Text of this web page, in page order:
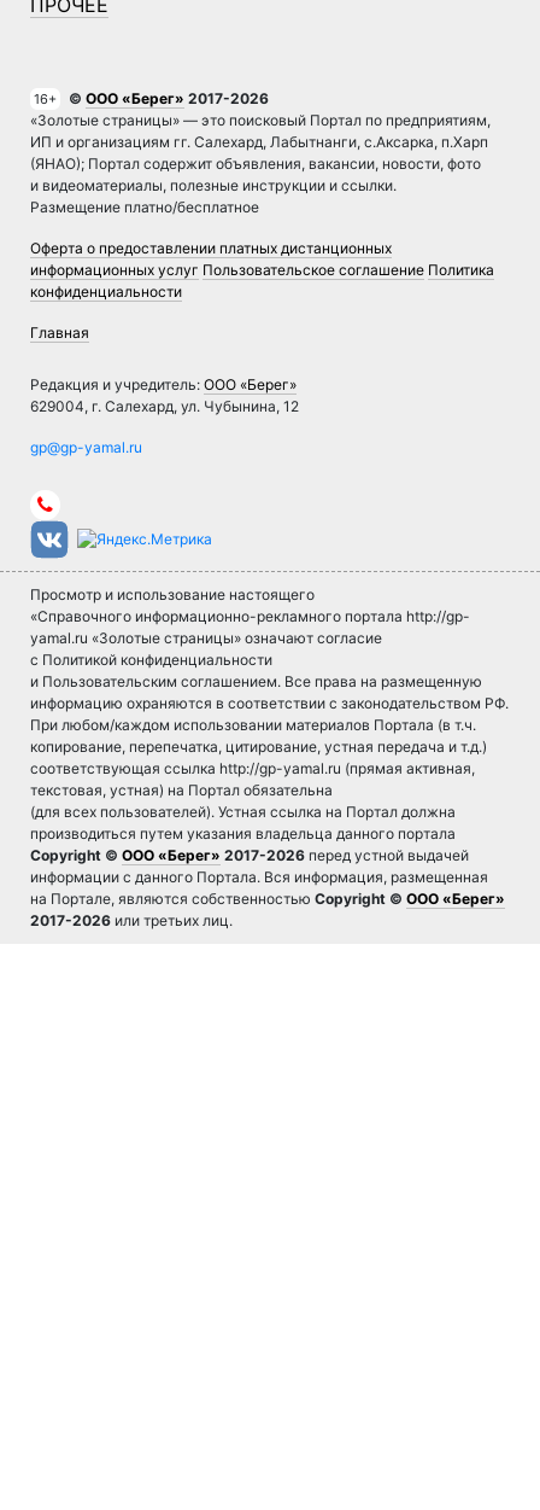
ПРОЧЕЕ
16+ © ООО «Берег» 2017-2026
«Золотые страницы» — это поисковый Портал по предприятиям,
ИП и организациям гг. Салехард, Лабытнанги, с.Аксарка, п.Харп
(ЯНАО); Портал содержит объявления, вакансии, новости, фото
и видеоматериалы, полезные инструкции и ссылки.
Размещение платно/бесплатное
Оферта о предоставлении платных дистанционных
информационных услуг Пользовательское соглашение Политика
конфиденциальности
Главная
Редакция и учредитель: ООО «Берег»
629004, г. Салехард, ул. Чубынина, 12
Просмотр и использование настоящего
«Справочного информационно-рекламного портала http://gp-
yamal.ru «Золотые страницы» означают согласие
с Политикой конфиденциальности
и Пользовательским соглашением. Все права на размещенную
информацию охраняются в соответствии с законодательством РФ.
При любом/каждом использовании материалов Портала (в т.ч.
копирование, перепечатка, цитирование, устная передача и т.д.)
соответствующая ссылка http://gp-yamal.ru (прямая активная,
текстовая, устная) на Портал обязательна
(для всех пользователей). Устная ссылка на Портал должна
производиться путем указания владельца данного портала
Copyright © ООО «Берег» 2017-2026 перед устной выдачей
информации с данного Портала. Вся информация, размещенная
на Портале, являются собственностью Copyright © ООО «Берег»
2017-2026 или третьих лиц.